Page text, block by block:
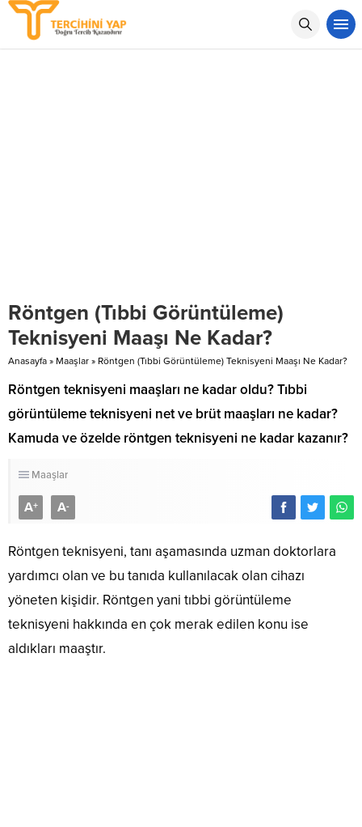
Röntgen (Tıbbi Görüntüleme)
Teknisyeni Maaşı Ne Kadar?
Anasayfa » Maaşlar » Röntgen (Tıbbi Görüntüleme) Teknisyeni Maaşı Ne Kadar?
​​​​​​​Röntgen teknisyeni maaşları ne kadar oldu? Tıbbi
görüntüleme teknisyeni net ve brüt maaşları ne kadar?
Kamuda ve özelde röntgen teknisyeni ne kadar kazanır?
Maaşlar
A+ A-
Röntgen teknisyeni, tanı aşamasında uzman doktorlara
yardımcı olan ve bu tanıda kullanılacak olan cihazı
yöneten kişidir. Röntgen yani tıbbi görüntüleme
teknisyeni hakkında en çok merak edilen konu ise
aldıkları maaştır.